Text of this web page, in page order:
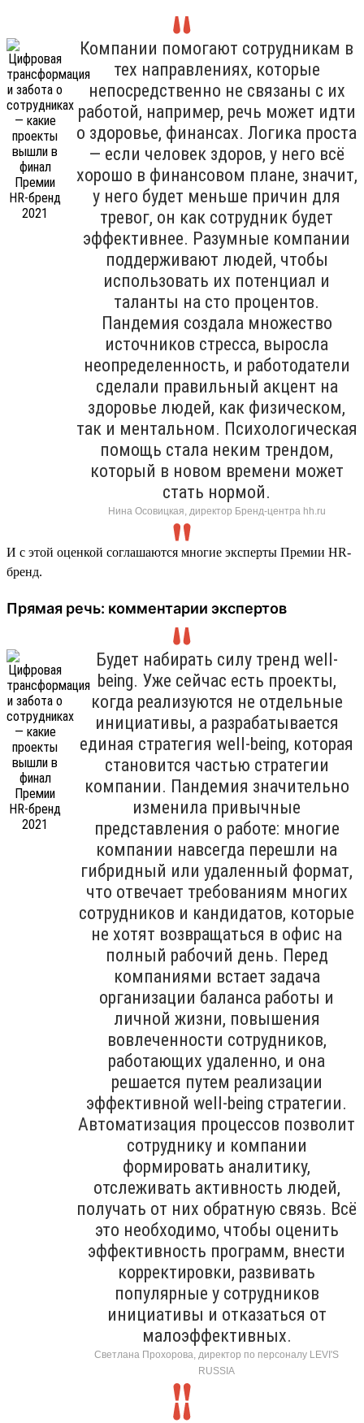
Компании помогают сотрудникам в
тех направлениях, которые
непосредственно не связаны с их
работой, например, речь может идти
о здоровье, финансах. Логика проста
— если человек здоров, у него всё
хорошо в финансовом плане, значит,
у него будет меньше причин для
тревог, он как сотрудник будет
эффективнее. Разумные компании
поддерживают людей, чтобы
использовать их потенциал и
таланты на сто процентов.
Пандемия создала множество
источников стресса, выросла
неопределенность, и работодатели
сделали правильный акцент на
здоровье людей, как физическом,
так и ментальном. Психологическая
помощь стала неким трендом,
который в новом времени может
стать нормой.
Нина Осовицкая, директор Бренд-центра hh.ru
И с этой оценкой соглашаются многие эксперты Премии HR-
бренд.
Прямая речь: комментарии экспертов
Будет набирать силу тренд well-
being. Уже сейчас есть проекты,
когда реализуются не отдельные
инициативы, а разрабатывается
единая стратегия well-being, которая
становится частью стратегии
компании. Пандемия значительно
изменила привычные
представления о работе: многие
компании навсегда перешли на
гибридный или удаленный формат,
что отвечает требованиям многих
сотрудников и кандидатов, которые
не хотят возвращаться в офис на
полный рабочий день. Перед
компаниями встает задача
организации баланса работы и
личной жизни, повышения
вовлеченности сотрудников,
работающих удаленно, и она
решается путем реализации
эффективной well-being стратегии.
Автоматизация процессов позволит
сотруднику и компании
формировать аналитику,
отслеживать активность людей,
получать от них обратную связь. Всё
это необходимо, чтобы оценить
эффективность программ, внести
корректировки, развивать
популярные у сотрудников
инициативы и отказаться от
малоэффективных.
Светлана Прохорова, директор по персоналу LEVI'S
RUSSIA